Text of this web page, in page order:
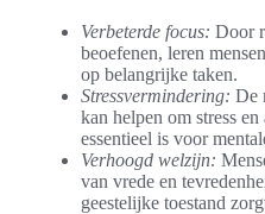
Verbeterde focus: Door
beoefenen, leren
op belangrijke taken.
Stressvermindering: De
kan helpen om stress
essentieel is voor
Verhoogd welzijn:
van vrede en
geestelijke toestand